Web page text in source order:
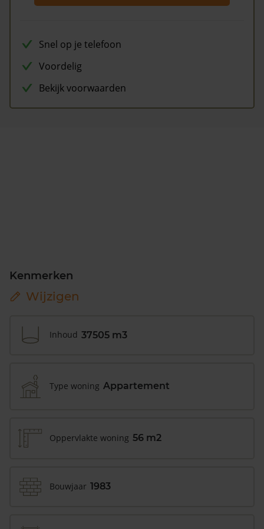
Snel op je telefoon
Voordelig
Bekijk voorwaarden
Kenmerken
Wijzigen
Inhoud 37505 m3
Type woning Appartement
Oppervlakte woning 56 m2
Bouwjaar 1983